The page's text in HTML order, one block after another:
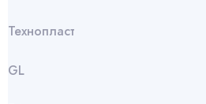
Технопласт
GL